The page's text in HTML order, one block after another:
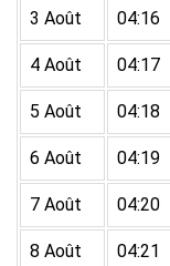
3 Août 04:16
4 Août 04:17
5 Août 04:18
6 Août 04:19
7 Août 04:20
8 Août 04:21